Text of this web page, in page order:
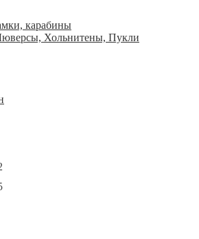
карабины
Хольнитены, Пукли